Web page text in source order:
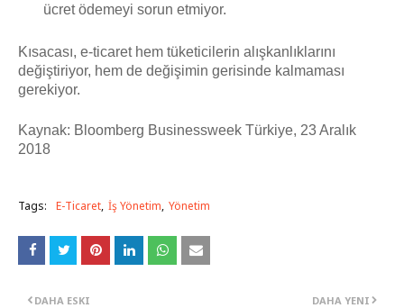
ücret ödemeyi sorun etmiyor.
Kısacası, e-ticaret hem tüketicilerin alışkanlıklarını
değiştiriyor, hem de değişimin gerisinde kalmaması
gerekiyor.
Kaynak: Bloomberg Businessweek Türkiye, 23 Aralık
2018
Tags: E-Ticaret İş Yönetim Yönetim
DAHA YENI
DAHA ESKI